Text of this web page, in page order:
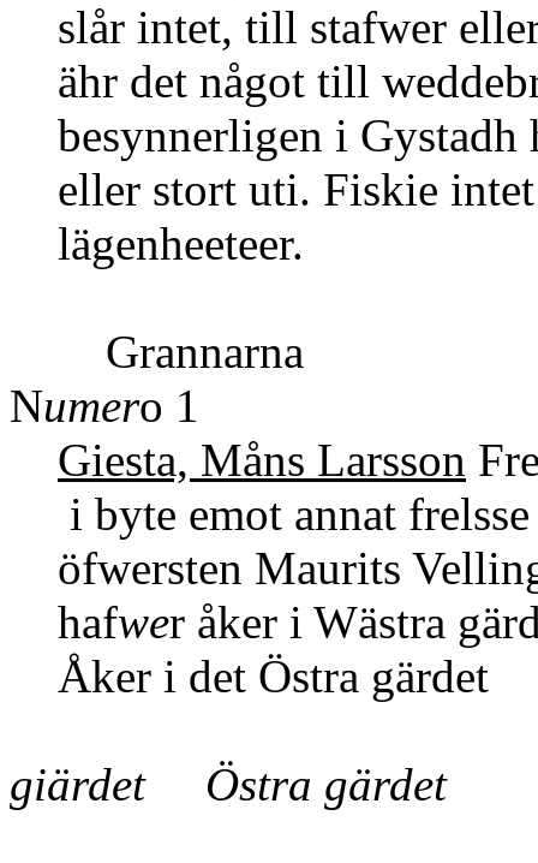
slår intet, till stafwer
ähr det något till
besynnerligen i Gystadh
eller stort uti. Fiskie intet
lägenheeteer.
Grannarna
Numero 1
Giesta, Måns Larsson
i byte emot annat
öfwersten Maurits
hafwer åker i Wästra
Åker i det
giärdet Östra gärdet